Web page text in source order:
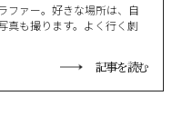
ファー。好きな場所は、自
真も撮ります。よく行く劇
記事を読む